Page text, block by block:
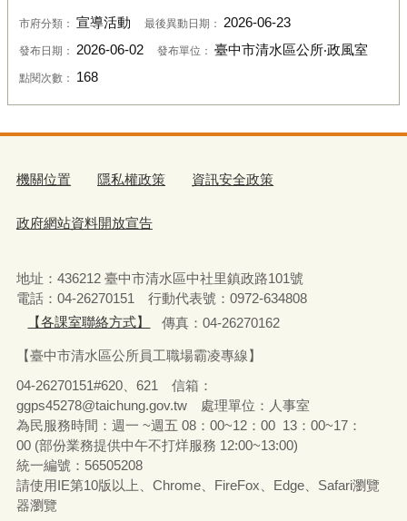
市府分類： 宣導活動 最後異動日期： 2026-06-23
發布日期： 2026-06-02 發布單位： 臺中市清水區公所‧政風室
點閱次數： 168
機關位置 隱私權政策 資訊安全政策
政府網站資料開放宣告
地址：436212 臺中市清水區中社里鎮政路101號
電話：04-26270151 行動代表號：0972-634808
【各課室聯絡方式】
傳真：04-26270162
【臺中市清水區公所員工職場霸凌專線】
04-26270151#620、621 信箱：
ggps45278@taichung.gov.tw 處理單位：人事室
為民服務時間：週一 ~週五 08：00~12：00 13：00~17：
00 (部份業務提供中午不打烊服務 12:00~13:00)
統一編號：56505208
請使用IE第10版以上、Chrome、FireFox、Edge、Safari瀏覽
器瀏覽